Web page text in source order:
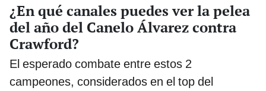
¿En qué canales puedes ver la pelea
del año del Canelo Álvarez contra
Crawford?
El esperado combate entre estos 2
campeones, considerados en el top del